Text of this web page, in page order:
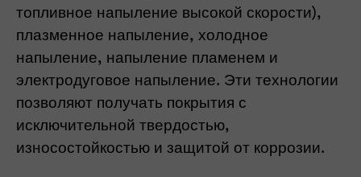
топливное напыление высокой скорости),
плазменное напыление, холодное
напыление, напыление пламенем и
электродуговое напыление. Эти технологии
позволяют получать покрытия с
исключительной твердостью,
износостойкостью и защитой от коррозии.